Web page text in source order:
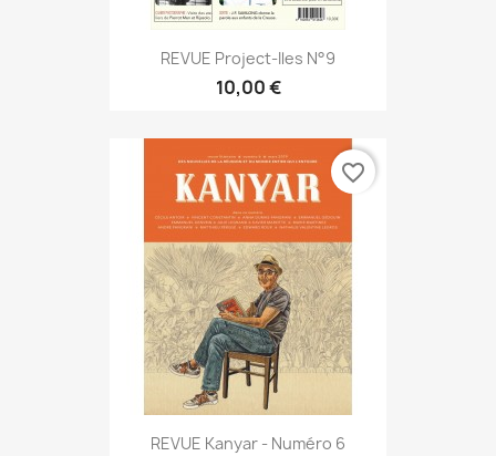
REVUE Project-Iles N°9
10,00 €
REVUE Kanyar - Numéro 6
favorite_border